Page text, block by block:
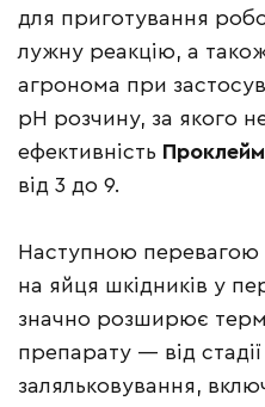
для приготування
лужну реакцію, а
агронома при
рН розчину, за якого
ефективність Проклейм
від 3 до 9.
Наступною перевагою
на яйця шкідників у
значно розширює
препарату — від
заляльковування,